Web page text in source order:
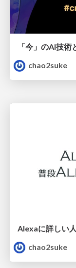
「今」のAI技
chao2suke
Alexaに詳しい
chao2suke